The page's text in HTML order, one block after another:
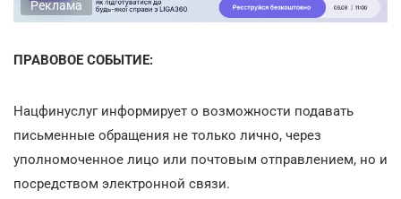
Реклама
ПРАВОВОЕ СОБЫТИЕ:
Нацфинуслуг информирует о возможности подавать
письменные обращения не только лично, через
уполномоченное лицо или почтовым отправлением, но и
посредством электронной связи.